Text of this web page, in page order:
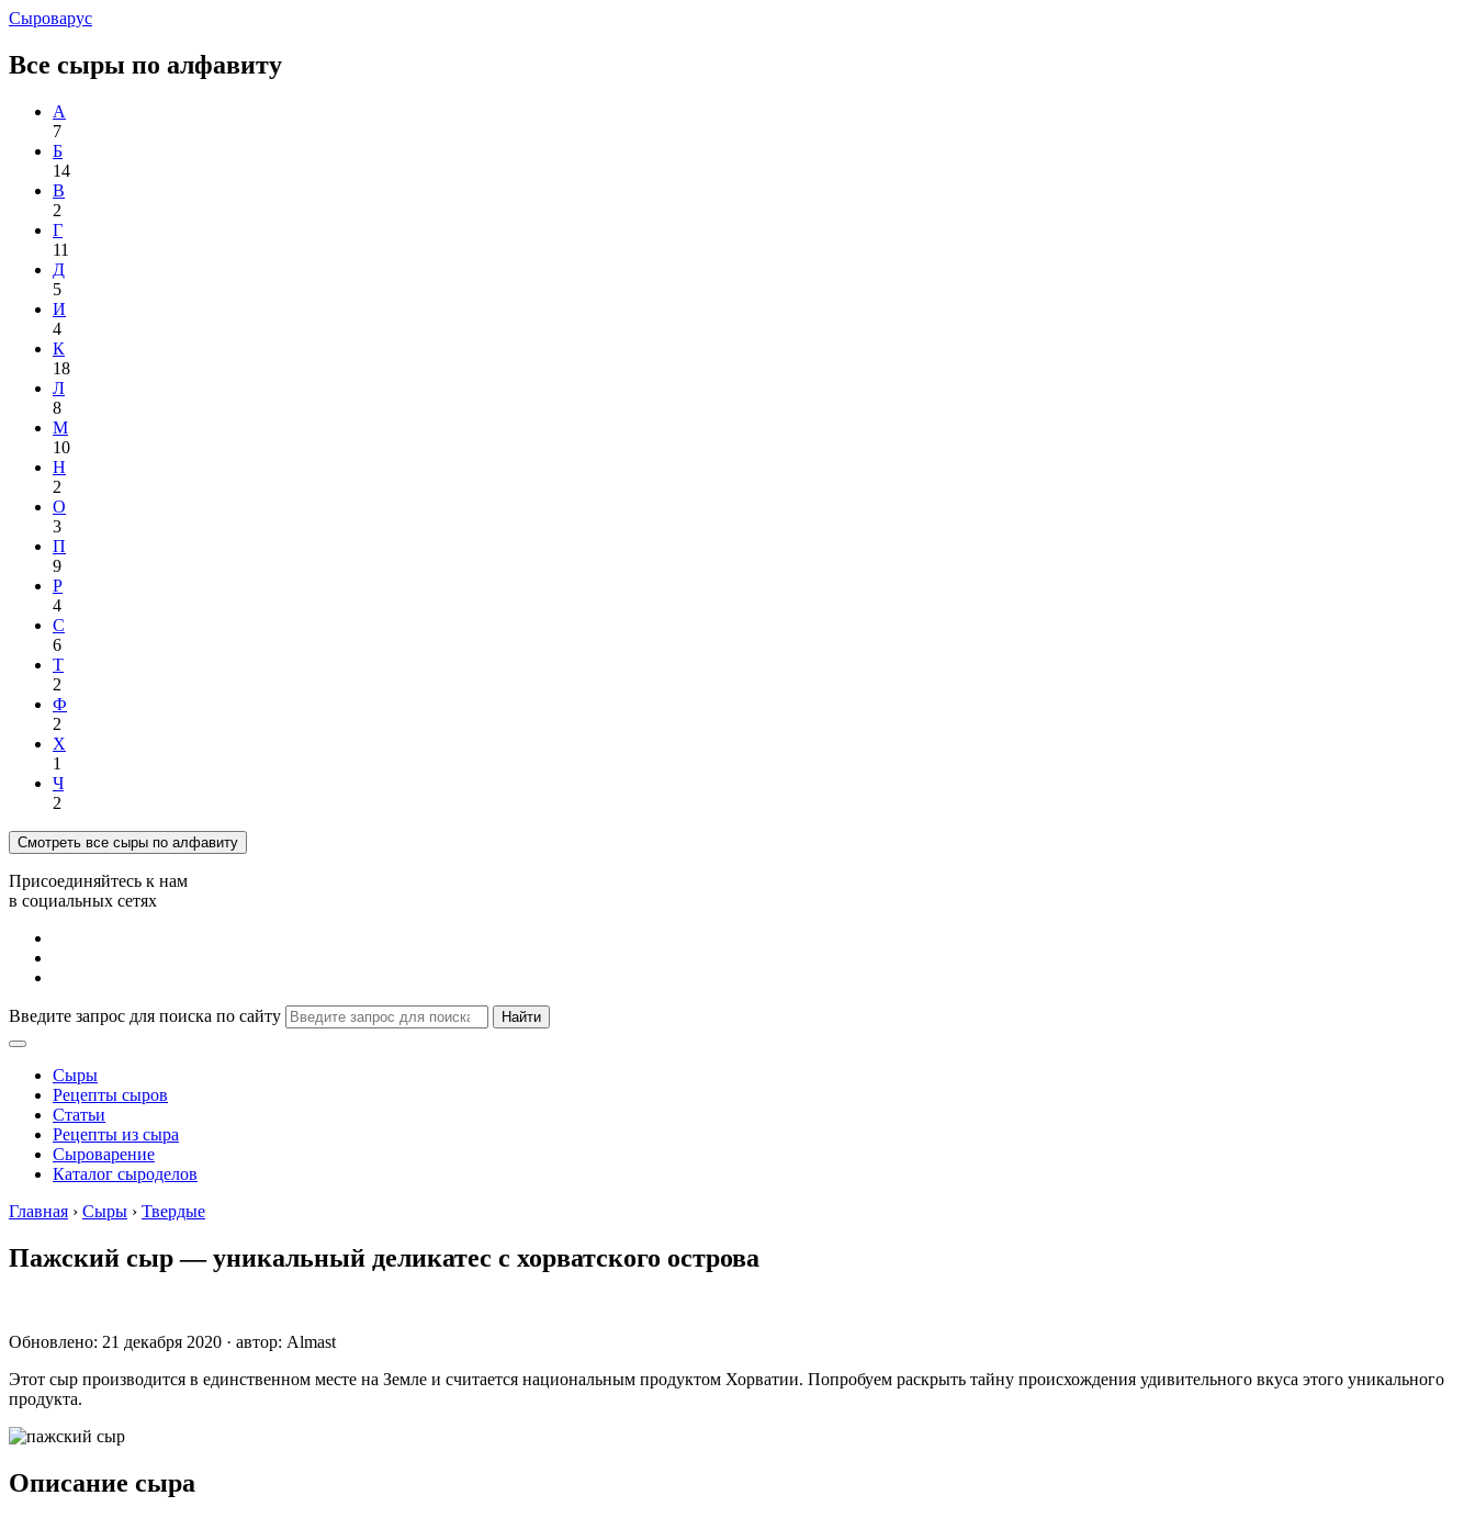
Сыроварус
Все сыры по алфавиту
А
7
Б
14
В
2
Г
11
Д
5
И
4
К
18
Л
8
М
10
Н
2
О
3
П
9
Р
4
С
6
Т
2
Ф
2
Х
1
Ч
2
Смотреть все сыры по алфавиту
Присоединяйтесь к нам
в социальных сетях
Введите запрос для поиска по сайту Найти
Сыры
Рецепты сыров
Статьи
Рецепты из сыра
Сыроварение
Каталог сыроделов
Главная › Сыры › Твердые
Пажский сыр — уникальный деликатес с хорватского острова
Обновлено: 21 декабря 2020 · автор: Almast
Этот сыр производится в единственном месте на Земле и считается национальным продуктом Хорватии. Попробуем раскрыть тайну происхождения удивительного вкуса этого уникального
продукта.
Описание сыра